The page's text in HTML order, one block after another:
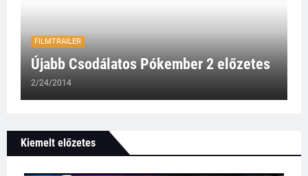
FILMTRAILER
Újabb Csodálatos Pókember 2 előzetes
2/24/2014
Kiemelt előzetes